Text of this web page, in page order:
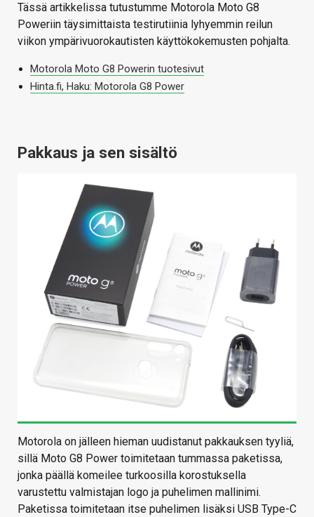
Tässä artikkelissa tutustumme Motorola Moto G8
Poweriin täysimittaista testirutiinia lyhyemmin reilun
viikon ympärivuorokautisten käyttökokemusten pohjalta.
Motorola Moto G8 Powerin tuotesivut
Hinta.fi, Haku: Motorola G8 Power
Pakkaus ja sen sisältö
Motorola on jälleen hieman uudistanut pakkauksen tyyliä,
sillä Moto G8 Power toimitetaan tummassa paketissa,
jonka päällä komeilee turkoosilla korostuksella
varustettu valmistajan logo ja puhelimen mallinimi.
Paketissa toimitetaan itse puhelimen lisäksi USB Type-C